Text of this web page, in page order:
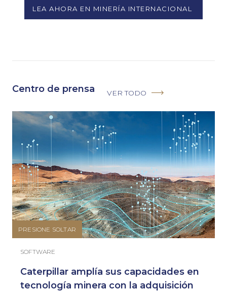
LEA AHORA EN MINERÍA INTERNACIONAL
Centro de prensa VER TODO
PRESIONE SOLTAR
SOFTWARE
Caterpillar amplía sus capacidades en
tecnología minera con la adquisición